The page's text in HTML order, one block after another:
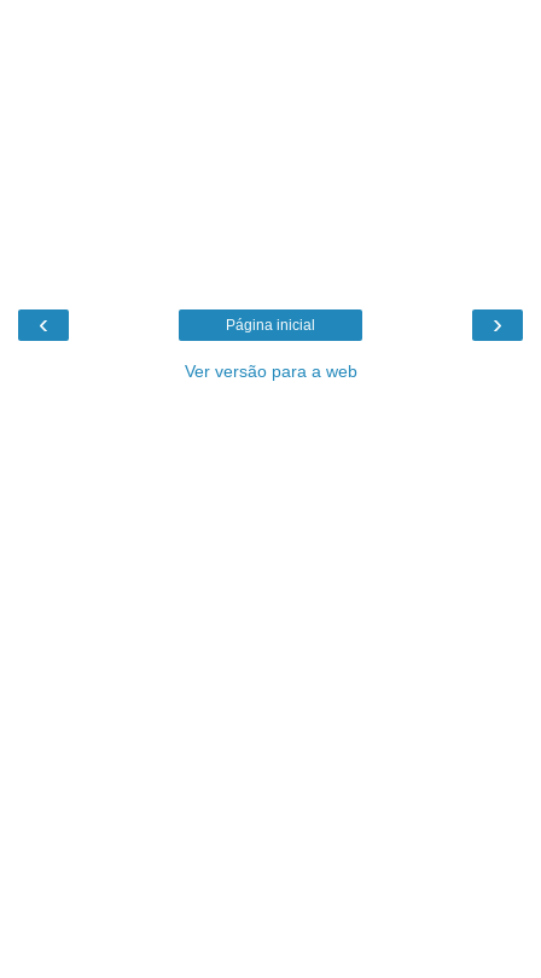
‹ ›
Página inicial
Ver versão para a web